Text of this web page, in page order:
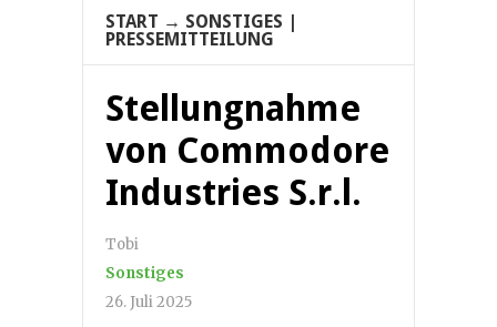
START → SONSTIGES
PRESSEMITTEILUNG
Stellungnahme
von Commodore
Industries S.r.l.
Tobi
Sonstiges
26. Juli 2025